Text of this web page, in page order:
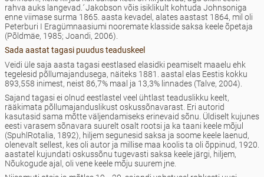
rahva auks langevad. ’Jakobson võis isiklikult kohtuda Johnsoniga
enne viimase surma 1865. aasta kevadel, alates aastast 1864, mil oli
Peterburi I Eragümnaasiumi nooremate klasside saksa keele õpetaja
(Põldmäe, 1985; Joandi, 2006).
Sada aastat tagasi puudus teaduskeel
Veidi üle saja aasta tagasi eestlased elasidki peamiselt maaelu ehk
tegelesid põllumajandusega, näiteks 1881. aastal elas Eestis kokku
893,558 inimest, neist 86,7% maal ja 13,3% linnades (Talve, 2004).
Sajand tagasi ei olnud eestlastel veel ühtlast teaduslikku keelt,
rääkimata põllumajanduslikust oskussõnavarast. Eri autorid
kasutasid sama mõtte väljendamiseks erinevaid sõnu. Üldiselt kujunes
eesti varasem sõnavara suurelt osalt rootsi ja ka taani keele mõjul
(SpuhlRotalia, 1892), hiljem segunesid saksa ja soome keele laenud,
olenevalt sellest, kes oli autor ja millise maa koolis ta oli õppinud, 1920.
aastatel kujundati oskussõnu tugevasti saksa keele järgi, hiljem,
Nõukogude ajal, oli vene keele mõju suurem jne.